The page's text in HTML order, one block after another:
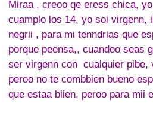
Miraa , creoo qe eress chica,
cuamplo los 14, yo soi virgenn,
negrii , para mi tenndrias que
porque peensa,, cuandoo seas
ser virgenn con cualquier pibe,
peroo no te combbien bueno
que estaa biien, peroo para mii